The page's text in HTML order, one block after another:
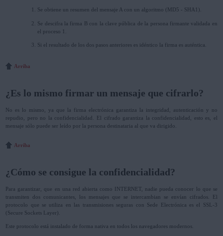
Se obtiene un resumen del mensaje A con un algoritmo (MD5 - SHA1).
Se descifra la firma B con la clave pública de la persona firmante validada en
el proceso 1.
Si el resultado de los dos pasos anteriores es idéntico la firma es auténtica.
Arriba
¿Es lo mismo firmar un mensaje que cifrarlo?
No es lo mismo, ya que la firma electrónica garantiza la integridad, autenticación y no
repudio, pero no la confidencialidad. El cifrado garantiza la confidencialidad, esto es, el
mensaje sólo puede ser leído por la persona destinataria al que va dirigido.
Arriba
¿Cómo se consigue la confidencialidad?
Para garantizar, que en una red abierta como INTERNET, nadie pueda conocer lo que se
transmiten dos comunicantes, los mensajes que se intercambian se envían cifrados. El
protocolo que se utiliza en las transmisiones seguras con Sede Electrónica es el SSL-3
(Secure Sockets Layer).
Este protocolo está instalado de forma nativa en todos los navegadores modernos.